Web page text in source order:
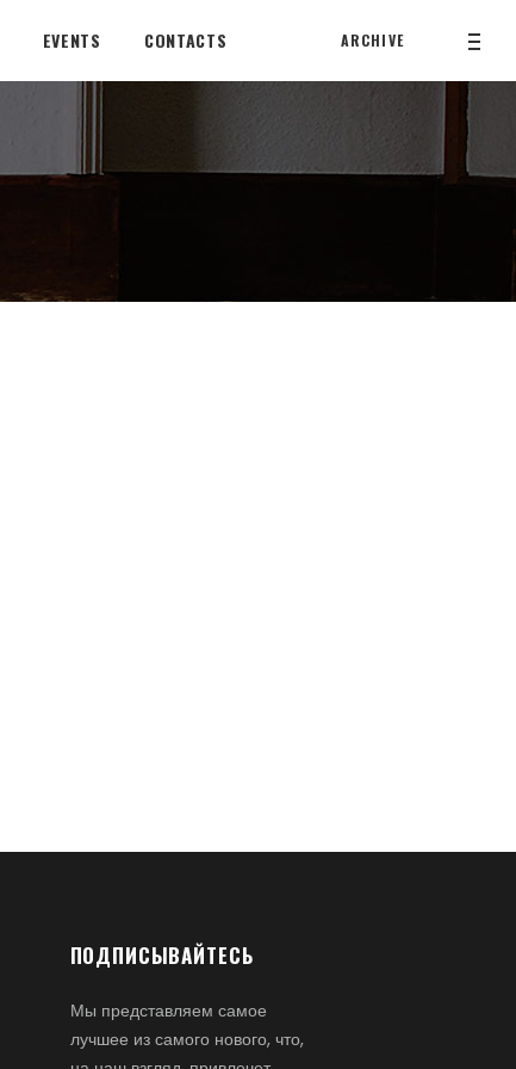
EVENTS CONTACTS ARCHIVE
ПОДПИСЫВАЙТЕСЬ
Мы представляем самое
лучшее из самого нового, что,